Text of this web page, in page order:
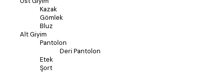
Kazak
Gömlek
Bluz
Alt Giyim
Pantolon
Deri Pantolon
Etek
Şort